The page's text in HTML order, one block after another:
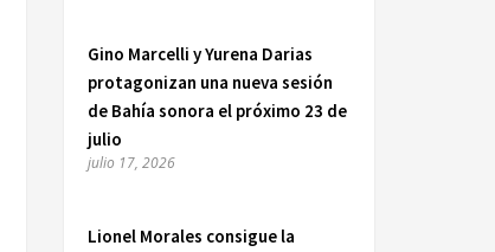
Gino Marcelli y Yurena Darias
protagonizan una nueva sesión
de Bahía sonora el próximo 23 de
julio
julio 17, 2026
Lionel Morales consigue la